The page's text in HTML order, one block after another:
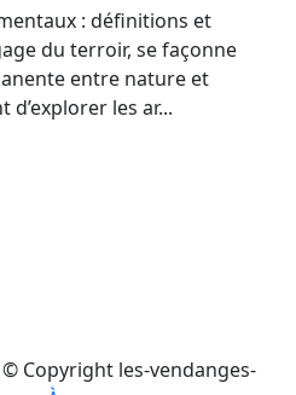
: définitions et
du terroir, se façonne
entre nature et
les ar...
Copyright les-vendanges-